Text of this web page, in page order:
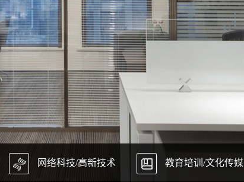
网络科技/高新技术 教育培训/文化传媒